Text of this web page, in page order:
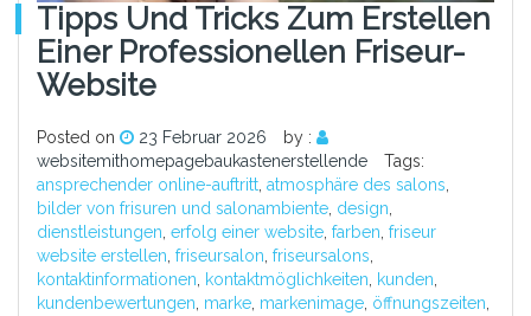
Tipps Und Tricks Zum Erstellen
Einer Professionellen Friseur-
Website
Posted on 23 Februar 2026
by :
websitemithomepagebaukastenerstellende
Tags:
ansprechender online-auftritt atmosphäre des salons
bilder von frisuren und salonambiente design
dienstleistungen erfolg einer website farben friseur
website erstellen friseursalon friseursalons
kontaktinformationen
kontaktmöglichkeiten kunden
kundenbewertungen marke markenimage öffnungszeiten